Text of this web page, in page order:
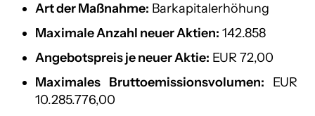
Art der Maßnahme: Barkapitalerhöhung
Maximale Anzahl neuer Aktien: 142.858
Angebotspreis je neuer Aktie: EUR 72,00
Maximales Bruttoemissionsvolumen: EUR
10.285.776,00